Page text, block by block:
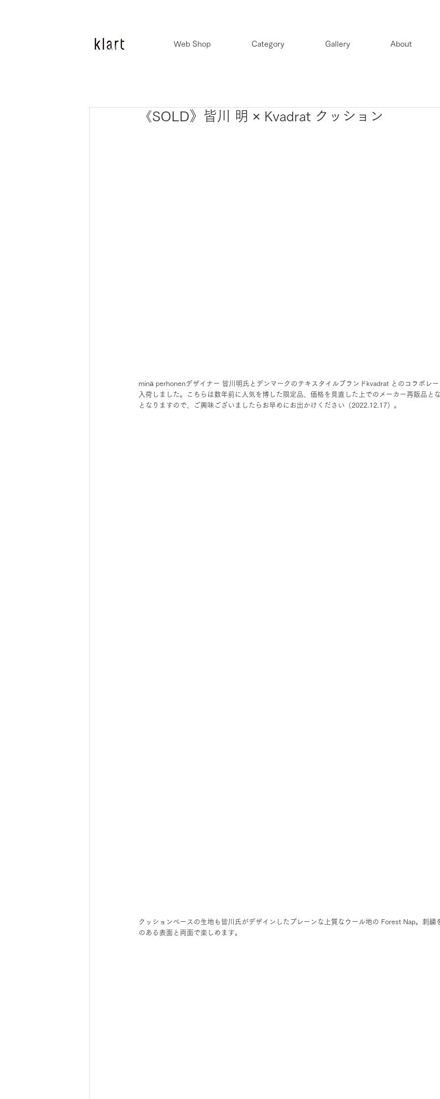
Web Shop Category Gallery About
《SOLD》皆川 明 × Kvadrat クッション
minä perhonenデザイナー 皆川明氏とデンマークのテキスタイルブランドkvadrat とのコラボレ
入荷しました。こちらは数年前に人気を博した限定品、価格を見直した上でのメーカー再販品と
となりますので、ご興味ございましたらお早めにお出かけください（2022.12.17）。
クッションベースの生地も皆川氏がデザインしたプレーンな上質なウール地の Forest Nap。刺繍
のある表面と両面で楽しめます。